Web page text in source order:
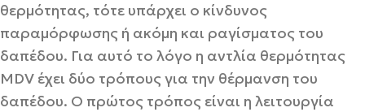
θερμότητας, τότε υπάρχει ο κίνδυνος
παραμόρφωσης ή ακόμη και ραγίσματος του
δαπέδου. Για αυτό το λόγο η αντλία θερμότητας
MDV έχει δύο τρόπους για την θέρμανση του
δαπέδου. Ο πρώτος τρόπος είναι η λειτουργία